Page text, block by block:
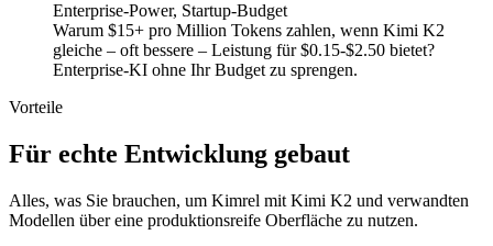
Enterprise‑Power, Startup‑Budget
Warum $15+ pro Million Tokens zahlen, wenn Kimi K2
gleiche – oft bessere – Leistung für $0.15-$2.50 bietet?
Enterprise‑KI ohne Ihr Budget zu sprengen.
Vorteile
Für echte Entwicklung gebaut
Alles, was Sie brauchen, um Kimrel mit Kimi K2 und verwandten
Modellen über eine produktionsreife Oberfläche zu nutzen.